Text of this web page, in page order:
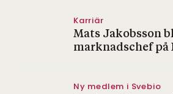
Karriär
Mats Jakobsson
marknadschef på
Ny medlem i Svebio